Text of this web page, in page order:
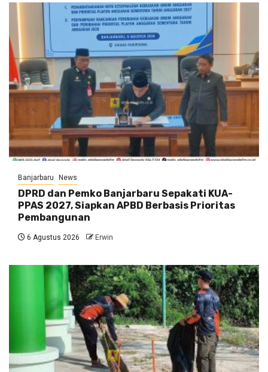
Banjarbaru News
DPRD dan Pemko Banjarbaru Sepakati KUA-
PPAS 2027, Siapkan APBD Berbasis Prioritas
Pembangunan
6 Agustus 2026 Erwin